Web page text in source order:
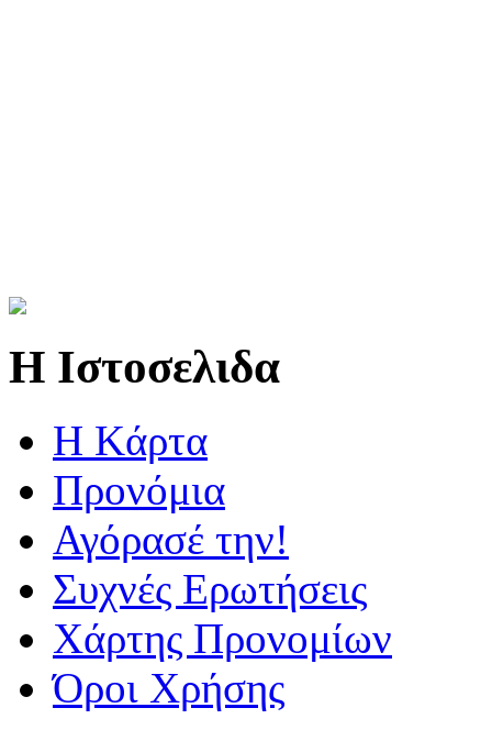
Η Ιστοσελιδα
Η Kάρτα
Προνόμια
Αγόρασέ την!
Συχνές Ερωτήσεις
Χάρτης Προνομίων
Όροι Χρήσης